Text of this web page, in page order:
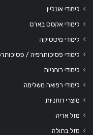
לימודי אונליין
לימודי אקסס בארס
לימודי מיסטיקה
לימודי פסיכותרפיה /
לימודי רוחניות
לימודי רפואה משלימה
מוצרי רוחניות
מזל אריה
מזל בתולה